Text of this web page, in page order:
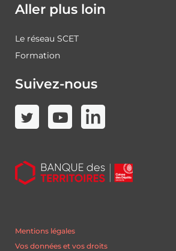
Aller plus loin
Le réseau SCET
Formation
Suivez-nous
Mentions légales
Vos données et vos droits